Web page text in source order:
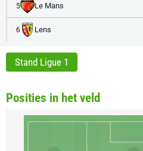
5 Le Mans
6 Lens
Stand Ligue 1
Posities in het veld